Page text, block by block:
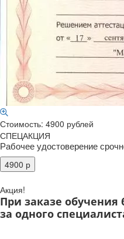
Стоимость: 4900 рублей
СПЕЦАКЦИЯ
Рабочее удостоверение
Акция!
При заказе
за одного